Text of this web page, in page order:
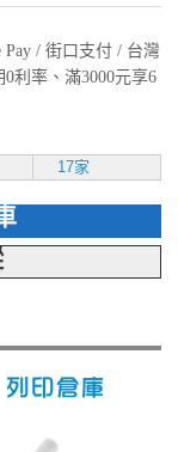
/ 街口支付 / 台灣
利率、滿3000元享6
17家